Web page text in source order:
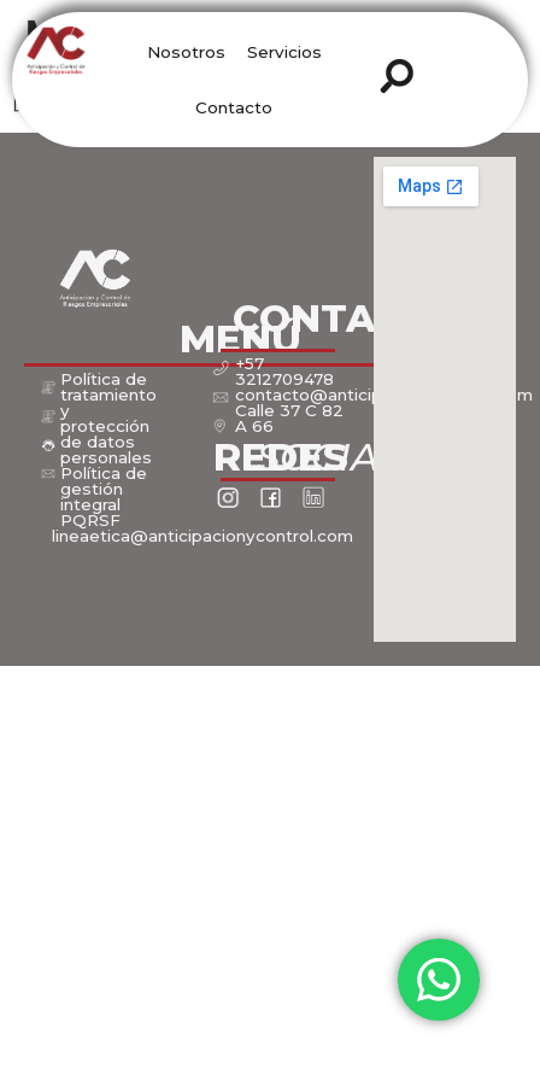
Nosotros Servicios
Contacto
Mi cuenta
[woocommerce_my_account]
MENÚ
Política de
tratamiento
y
protección
de datos
personales
Política de
gestión
integral
PQRSF
lineaetica@anticipacionycontrol.com
CONTACTOS
+57
3212709478
contacto@anticipacionycontrol.com
Calle 37 C 82
A 66​
REDES
SOCIALES